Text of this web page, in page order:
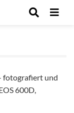
Menu
fotografiert und
600D,